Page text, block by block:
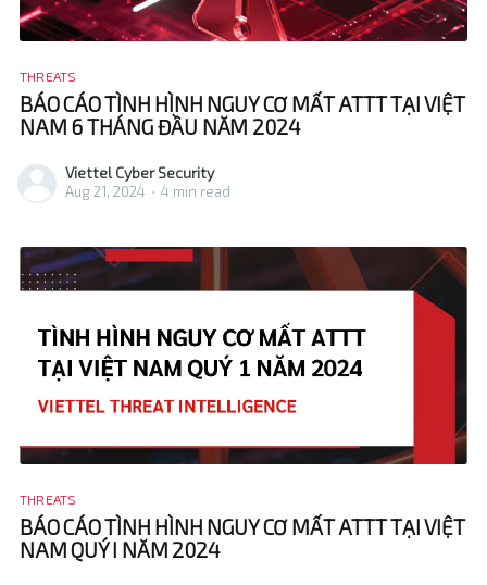
THREATS
BÁO CÁO TÌNH HÌNH NGUY CƠ MẤT ATTT TẠI VIỆT
NAM 6 THÁNG ĐẦU NĂM 2024
Viettel Cyber Security
Aug 21, 2024 • 4 min read
THREATS
BÁO CÁO TÌNH HÌNH NGUY CƠ MẤT ATTT TẠI VIỆT
NAM QUÝ I NĂM 2024